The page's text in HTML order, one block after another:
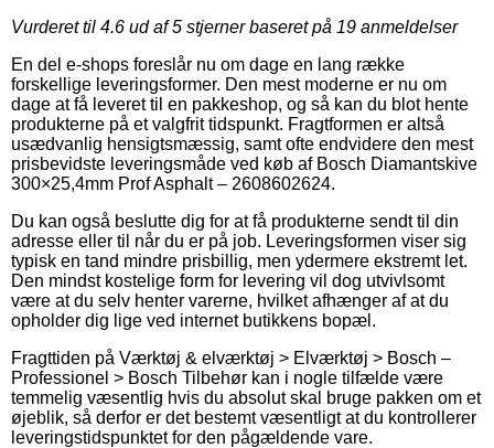
Vurderet til 4.6 ud af 5 stjerner baseret på 19 anmeldelser
En del e-shops foreslår nu om dage en lang række
forskellige leveringsformer. Den mest moderne er nu om
dage at få leveret til en pakkeshop, og så kan du blot hente
produkterne på et valgfrit tidspunkt. Fragtformen er altså
usædvanlig hensigtsmæssig, samt ofte endvidere den mest
prisbevidste leveringsmåde ved køb af Bosch Diamantskive
300×25,4mm Prof Asphalt – 2608602624.
Du kan også beslutte dig for at få produkterne sendt til din
adresse eller til når du er på job. Leveringsformen viser sig
typisk en tand mindre prisbillig, men ydermere ekstremt let.
Den mindst kostelige form for levering vil dog utvivlsomt
være at du selv henter varerne, hvilket afhænger af at du
opholder dig lige ved internet butikkens bopæl.
Fragttiden på Værktøj & elværktøj > Elværktøj > Bosch –
Professionel > Bosch Tilbehør kan i nogle tilfælde være
temmelig væsentlig hvis du absolut skal bruge pakken om et
øjeblik, så derfor er det bestemt væsentligt at du kontrollerer
leveringstidspunktet for den pågældende vare.